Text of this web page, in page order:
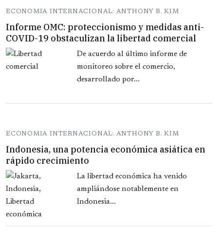
ECONOMIA INTERNACIONAL: ANTHONY B. KIM
Informe OMC: proteccionismo y medidas anti-
COVID-19 obstaculizan la libertad comercial
De acuerdo al último informe de
monitoreo sobre el comercio,
desarrollado por...
ECONOMIA INTERNACIONAL: ANTHONY B. KIM
Indonesia, una potencia económica asiática en
rápido crecimiento
La libertad económica ha venido
ampliándose notablemente en
Indonesia...